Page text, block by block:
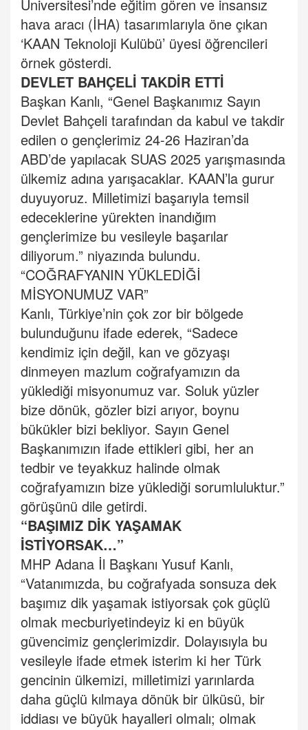
Üniversitesi’nde eğitim gören ve insansız
hava aracı (İHA) tasarımlarıyla öne çıkan
‘KAAN Teknoloji Kulübü’ üyesi öğrencileri
örnek gösterdi.
DEVLET BAHÇELİ TAKDİR ETTİ
Başkan Kanlı, “Genel Başkanımız Sayın
Devlet Bahçeli tarafından da kabul ve takdir
edilen o gençlerimiz 24-26 Haziran’da
ABD’de yapılacak SUAS 2025 yarışmasında
ülkemiz adına yarışacaklar. KAAN’la gurur
duyuyoruz. Milletimizi başarıyla temsil
edeceklerine yürekten inandığım
gençlerimize bu vesileyle başarılar
diliyorum.” niyazında bulundu.
“COĞRAFYANIN YÜKLEDİĞİ
MİSYONUMUZ VAR”
Kanlı, Türkiye’nin çok zor bir bölgede
bulunduğunu ifade ederek, “Sadece
kendimiz için değil, kan ve gözyaşı
dinmeyen mazlum coğrafyamızın da
yüklediği misyonumuz var. Soluk yüzler
bize dönük, gözler bizi arıyor, boynu
bükükler bizi bekliyor. Sayın Genel
Başkanımızın ifade ettikleri gibi, her an
tedbir ve teyakkuz halinde olmak
coğrafyamızın bize yüklediği sorumluluktur.”
görüşünü dile getirdi.
“BAŞIMIZ DİK YAŞAMAK
İSTİYORSAK…”
MHP Adana İl Başkanı Yusuf Kanlı,
“Vatanımızda, bu coğrafyada sonsuza dek
başımız dik yaşamak istiyorsak çok güçlü
olmak mecburiyetindeyiz ki en büyük
güvencimiz gençlerimizdir. Dolayısıyla bu
vesileyle ifade etmek isterim ki her Türk
gencinin ülkemizi, milletimizi yarınlarda
daha güçlü kılmaya dönük bir ülküsü, bir
iddiası ve büyük hayalleri olmalı; olmak